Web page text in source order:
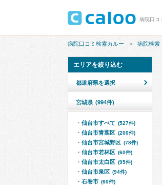
病院口コ
病院口コミ検索カルー 病院検索
エリアを絞り込む
都道府県を選択
宮城県 (994件)
仙台市すべて (527件)
仙台市青葉区 (200件)
仙台市宮城野区 (78件)
仙台市若林区 (60件)
仙台市太白区 (95件)
仙台市泉区 (94件)
石巻市 (60件)